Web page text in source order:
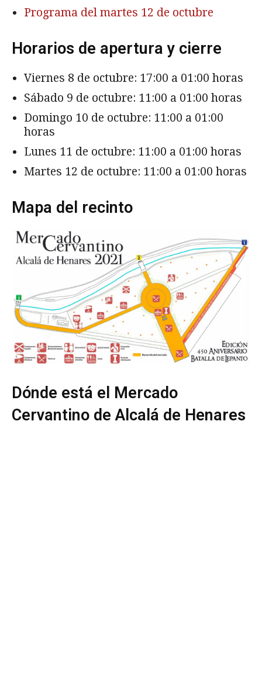
Programa del martes 12 de octubre
Horarios de apertura y cierre
Viernes 8 de octubre: 17:00 a 01:00 horas
Sábado 9 de octubre: 11:00 a 01:00 horas
Domingo 10 de octubre: 11:00 a 01:00
horas
Lunes 11 de octubre: 11:00 a 01:00 horas
Martes 12 de octubre: 11:00 a 01:00 horas
Mapa del recinto
Dónde está el Mercado
Cervantino de Alcalá de Henares